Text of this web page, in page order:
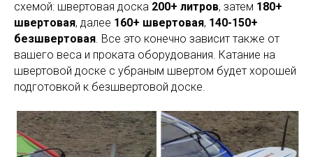
схемой: швертовая доска 200+ литров, затем 180+
швертовая, далее 160+ швертовая, 140-150+
безшвертовая. Все это конечно зависит также от
вашего веса и проката оборудования. Катание на
швертовой доске с убраным швертом будет хорошей
подготовкой к безшвертовой доске.